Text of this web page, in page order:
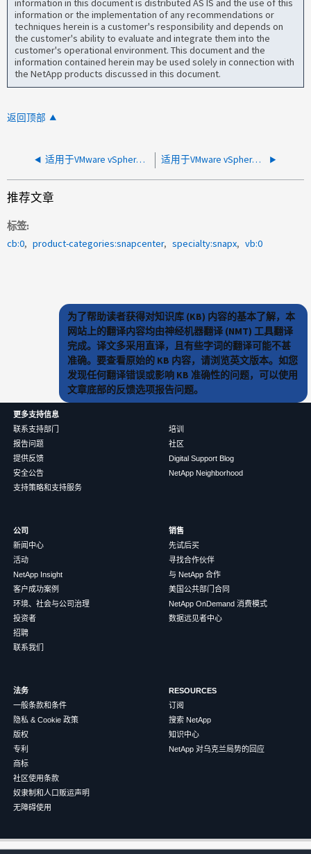
information in this document is distributed AS IS and the use of this
information or the implementation of any recommendations or
techniques herein is a customer's responsibility and depends on
the customer's ability to evaluate and integrate them into the
customer's operational environment. This document and the
information contained herein may be used solely in connection with
the NetApp products discussed in this document.
返回顶部
适用于VMware vSphere的SnapCenter插件MySQL端口3306漏洞 适用于VMware vSphere的SnapCenter 插件信息板会不断加载
推荐文章
标签
cb:0
product-categories:snapcenter specialty:snapx vb:0
为了帮助读者获得对知识库 (KB) 内容的基本了解，本
网站上的翻译内容均由神经机器翻译 (NMT) 工具翻译
完成。译文多采用直译，且有些字词的翻译可能不甚
准确。要查看原始的 KB 内容，请浏览英文版本。如您
发现任何翻译错误或影响 KB 准确性的问题，可以使用
文章底部的反馈选项报告问题。
更多支持信息
联系支持部门
报告问题
提供反馈
安全公告
支持策略和支持服务
培训
社区
Digital Support Blog
NetApp Neighborhood
公司
新闻中心
活动
NetApp Insight
客户成功案例
环境、社会与公司治理
投资者
招聘
联系我们
销售
先试后买
寻找合作伙伴
与 NetApp 合作
美国公共部门合同
NetApp OnDemand 消费模式
数据远见者中心
法务
一般条款和条件
隐私 & Cookie 政策
版权
专利
商标
社区使用条款
奴隶制和人口贩运声明
无障碍使用
RESOURCES
订阅
搜索 NetApp
知识中心
NetApp 对乌克兰局势的回应